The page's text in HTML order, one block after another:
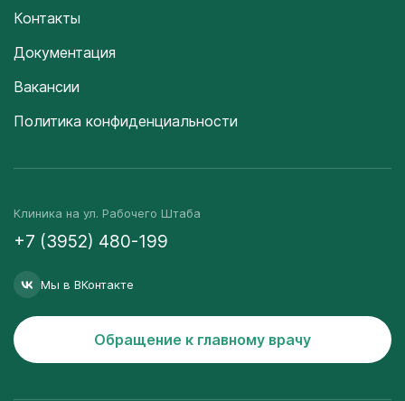
Контакты
Документация
Вакансии
Политика конфиденциальности
Клиника на ул. Рабочего Штаба
+7 (3952) 480-199
Мы в ВКонтакте
Обращение к главному врачу